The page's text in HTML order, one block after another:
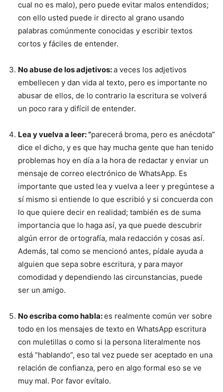
cual no es malo), pero puede evitar malos entendidos;
con ello usted puede ir directo al grano usando
palabras comúnmente conocidas y escribir textos
cortos y fáciles de entender.
No abuse de los adjetivos:a veces los adjetivos
embellecen y dan vida al texto, pero es importante no
abusar de ellos, de lo contrario la escritura se volverá
un poco rara y difícil de entender.
Lea y vuelva a leer: “parecerá broma, pero es anécdota”
dice el dicho, y es que hay mucha gente que han tenido
problemas hoy en día a la hora de redactar y enviar un
mensaje de correo electrónico de WhatsApp. Es
importante que usted lea y vuelva a leer y pregúntese a
sí mismo si entiende lo que escribió y si concuerda con
lo que quiere decir en realidad; también es de suma
importancia que lo haga así, ya que puede descubrir
algún error de ortografía, mala redacción y cosas así.
Además, tal como se mencionó antes, pídale ayuda a
alguien que sepa sobre escritura, y para mayor
comodidad y dependiendo las circunstancias, puede
ser un amigo.
No escriba como habla:es realmente común ver sobre
todo en los mensajes de texto en WhatsApp escritura
con muletillas o como si la persona literalmente nos
está “hablando”, eso tal vez puede ser aceptado en una
relación de confianza, pero en algo formal eso se ve
muy mal. Por favor evítalo.